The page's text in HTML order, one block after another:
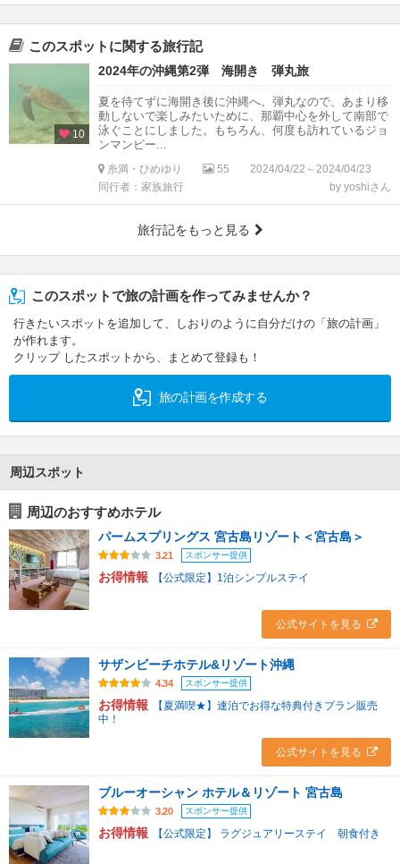
このスポットに関する旅行記
10
2024年の沖縄第2弾 海開き 弾丸旅
夏を待てずに海開き後に沖縄へ。弾丸なので、あまり移
動しないで楽しみたいために、那覇中心を外して南部で
泳ぐことにしました。もちろん、何度も訪れているジョ
ンマンビー...
糸満・ひめゆり 55
2024/04/22～2024/04/23
同行者：家族旅行
by yoshiさん
旅行記をもっと見る
このスポットで旅の計画を作ってみませんか？
行きたいスポットを追加して、しおりのように自分だけの「旅の計画」
が作れます。
クリップ したスポットから、まとめて登録も！
旅の計画を作成する
周辺スポット
周辺のおすすめホテル
パームスプリングス 宮古島リゾート＜宮古島＞
3.21 スポンサー提供
お得情報 【公式限定】1泊シンプルステイ
公式サイトを見る
サザンビーチホテル&リゾート沖縄
4.34 スポンサー提供
お得情報
【夏満喫★】連泊でお得な特典付きプラン販売
中！
公式サイトを見る
ブルーオーシャン ホテル＆リゾート 宮古島
3.20 スポンサー提供
お得情報 【公式限定】 ラグジュアリーステイ 朝食付き